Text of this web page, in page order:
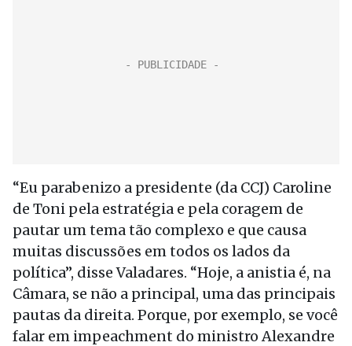
“Eu parabenizo a presidente (da CCJ) Caroline
de Toni pela estratégia e pela coragem de
pautar um tema tão complexo e que causa
muitas discussões em todos os lados da
política”, disse Valadares. “Hoje, a anistia é, na
Câmara, se não a principal, uma das principais
pautas da direita. Porque, por exemplo, se você
falar em impeachment do ministro Alexandre